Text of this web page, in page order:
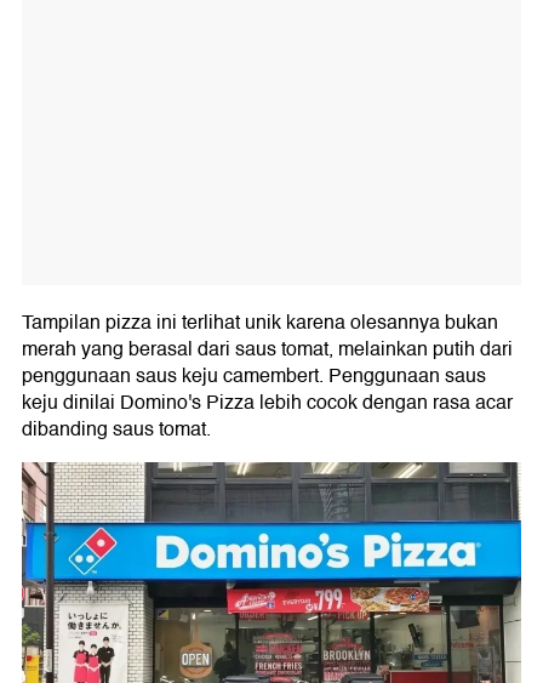
Tampilan pizza ini terlihat unik karena olesannya bukan
merah yang berasal dari saus tomat, melainkan putih dari
penggunaan saus keju camembert. Penggunaan saus
keju dinilai Domino's Pizza lebih cocok dengan rasa acar
dibanding saus tomat.